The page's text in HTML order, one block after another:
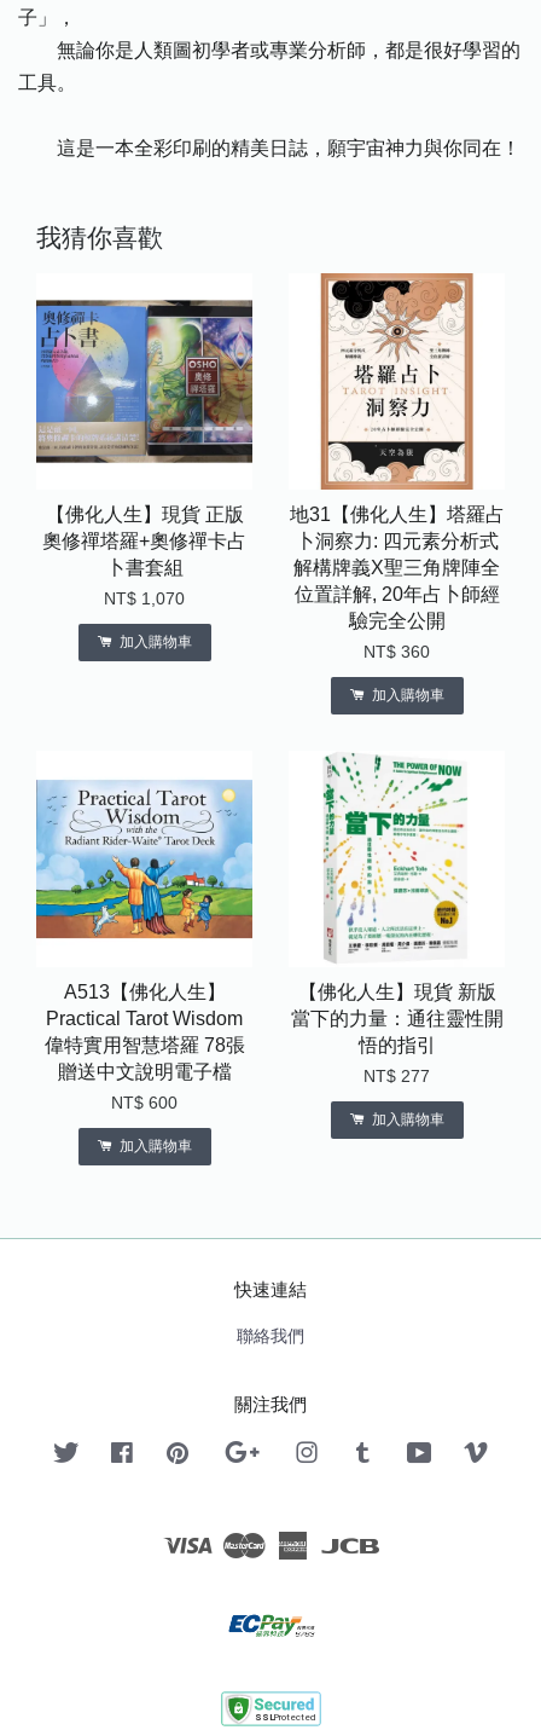
子」，
無論你是人類圖初學者或專業分析師，都是很好學習的
工具。
這是一本全彩印刷的精美日誌，願宇宙神力與你同在！
我猜你喜歡
【佛化人生】現貨 正版
奧修禪塔羅+奧修禪卡占
卜書套組
NT$ 1,070
加入購物車
地31【佛化人生】塔羅占
卜洞察力: 四元素分析式
解構牌義X聖三角牌陣全
位置詳解, 20年占卜師經
驗完全公開
NT$ 360
加入購物車
A513【佛化人生】
Practical Tarot Wisdom
偉特實用智慧塔羅 78張
贈送中文說明電子檔
NT$ 600
加入購物車
【佛化人生】現貨 新版
當下的力量：通往靈性開
悟的指引
NT$ 277
加入購物車
快速連結
聯絡我們
關注我們
Twitter FacebookPinterest Google InstagramTumblr YouTube
Visa Master American